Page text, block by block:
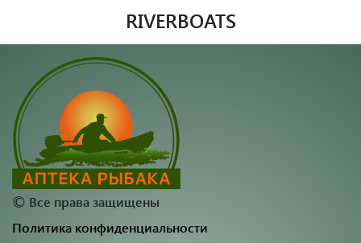
RIVERBOATS
© Все права защищены
Политика конфиденциальности